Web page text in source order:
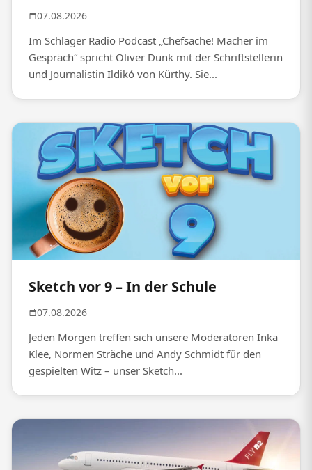
07.08.2026
Im Schlager Radio Podcast „Chefsache! Macher im
Gespräch“ spricht Oliver Dunk mit der Schriftstellerin
und Journalistin Ildikó von Kürthy. Sie...
Sketch vor 9 – In der Schule
07.08.2026
Jeden Morgen treffen sich unsere Moderatoren Inka
Klee, Normen Sträche und Andy Schmidt für den
gespielten Witz – unser Sketch...